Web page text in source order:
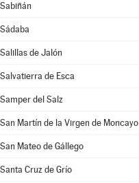
Sabiñán
Sádaba
Salillas de Jalón
Salvatierra de Esca
Samper del Salz
San Martín de la Virgen de Moncayo
San Mateo de Gállego
Santa Cruz de Grío